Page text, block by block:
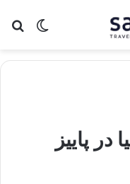
تغییر
در پاییز